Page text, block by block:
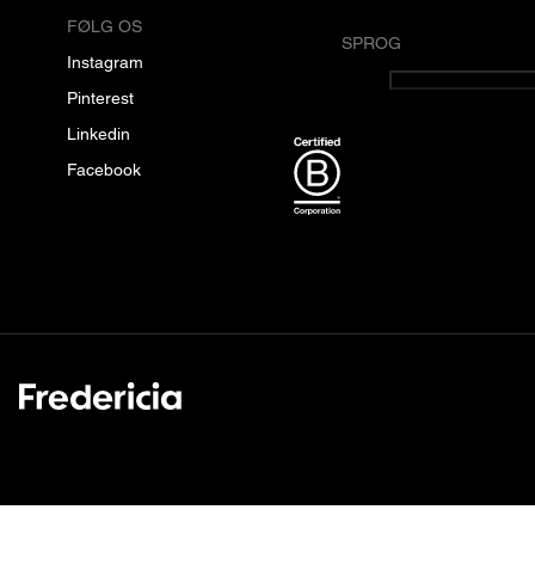
FØLG OS
Instagram
Pinterest
Linkedin
Facebook
SPROG
Dansk